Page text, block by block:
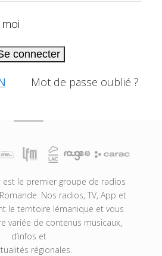
connecter
Mot de passe oublié ?
est le premier groupe de radios
Nos radios, TV, App et
le territoire lémanique et vous
variée de contenus musicaux,
d’infos et
régionales.